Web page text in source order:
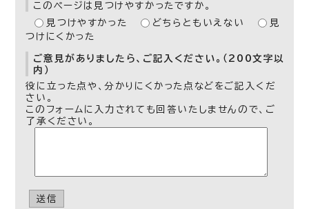
このページは見つけやすかったですか。
見つけやすかった
どちらともいえない
見
つけにくかった
ご意見がありましたら、ご記入ください。（200文字以
内）
役に立った点や、分かりにくかった点などをご記入くだ
さい。
このフォームに入力されても回答いたしませんので、ご
了承ください。
送信